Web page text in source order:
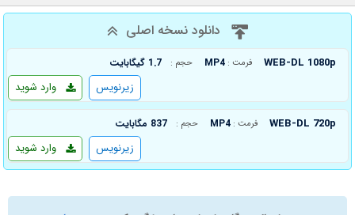
دانلود نسخه اصلی
WEB-DL 1080p فرمت : MP4 حجم : 1.7 گیگابایت
وارد شوید زیرنویس
WEB-DL 720p فرمت : MP4 حجم : 837 مگابایت
وارد شوید زیرنویس